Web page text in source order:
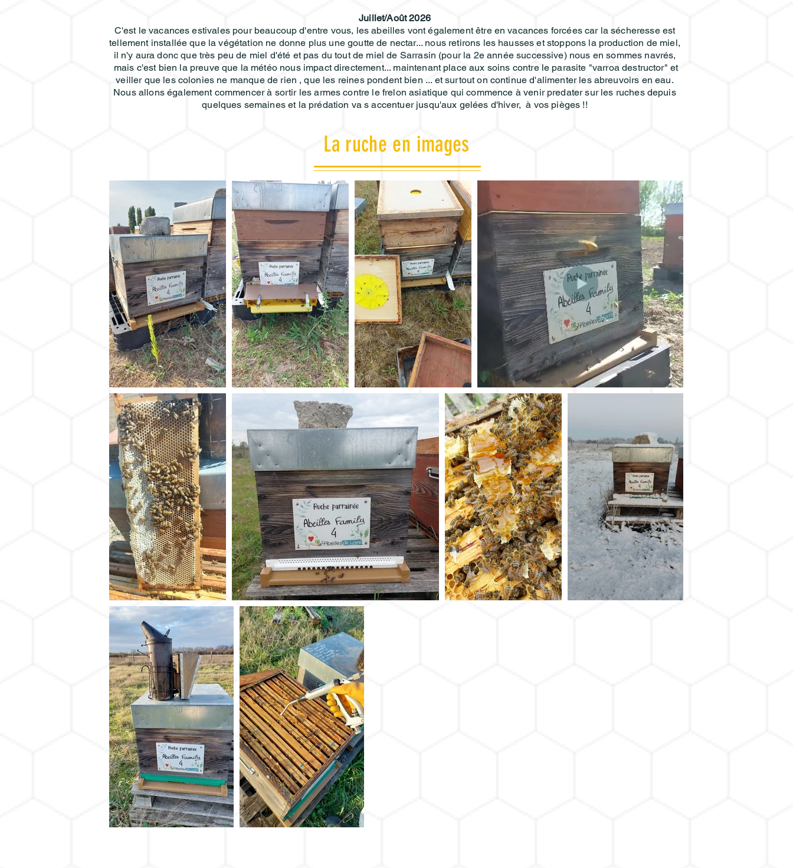
Juillet/Août 2026
C'est le vacances estivales pour beaucoup d'entre vous, les abeilles vont également être en vacances forcées car la sécheresse est
tellement installée que la végétation ne donne plus une goutte de nectar... nous retirons les hausses et stoppons la production de miel,
il n'y aura donc que très peu de miel d'été et pas du tout de miel de Sarrasin (pour la 2e année successive) nous en sommes navrés,
mais c'est bien la preuve que la météo nous impact directement... maintenant place aux soins contre le parasite "varroa destructor" et
veiller que les colonies ne manque de rien , que les reines pondent bien ... et surtout on continue d'alimenter les abreuvoirs en eau.
Nous allons également commencer à sortir les armes contre le frelon asiatique qui commence à venir predater sur les ruches depuis
quelques semaines et la prédation va s accentuer jusqu'aux gelées d'hiver, à vos pièges !!
La ruche en images